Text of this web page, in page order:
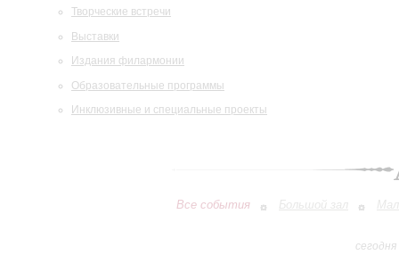
Творческие встречи
Выставки
Издания филармонии
Образовательные программы
Инклюзивные и специальные проекты
Все события Большой зал